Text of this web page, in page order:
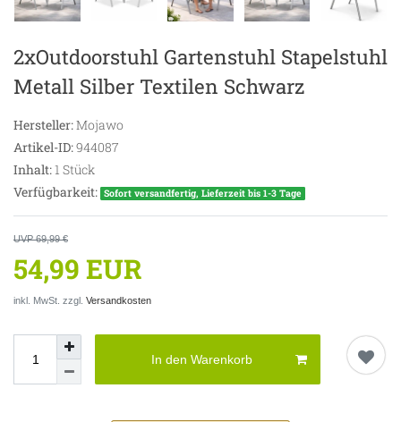
2xOutdoorstuhl Gartenstuhl Stapelstuhl
Metall Silber Textilen Schwarz
Hersteller:Mojawo
Artikel-ID:944087
Inhalt:1 Stück
Verfügbarkeit: Sofort versandfertig, Lieferzeit bis 1-3 Tage
UVP 69,99 €
54,99 EUR
inkl. MwSt. zzgl. Versandkosten
In den Warenkorb